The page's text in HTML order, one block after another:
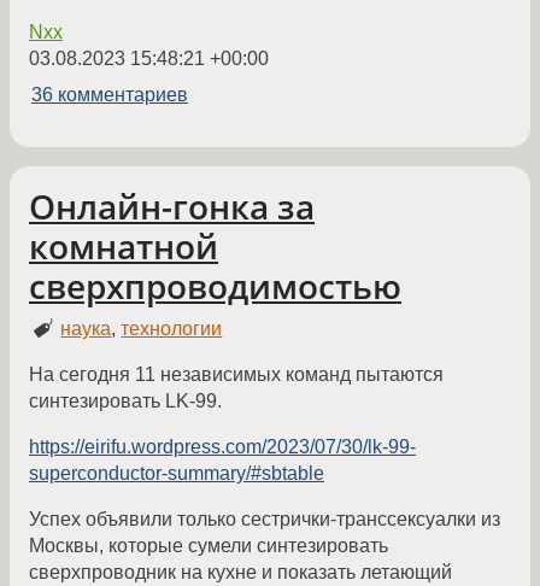
Nxx
03.08.2023 15:48:21 +00:00
36 комментариев
Онлайн-гонка за
комнатной
сверхпроводимостью
наука,технологии
На сегодня 11 независимых команд пытаются
синтезировать LK-99.
https://eirifu.wordpress.com/2023/07/30/lk-99-
superconductor-summary/#sbtable
Успех объявили только сестрички-транссексуалки из
Москвы, которые сумели синтезировать
сверхпроводник на кухне и показать летающий